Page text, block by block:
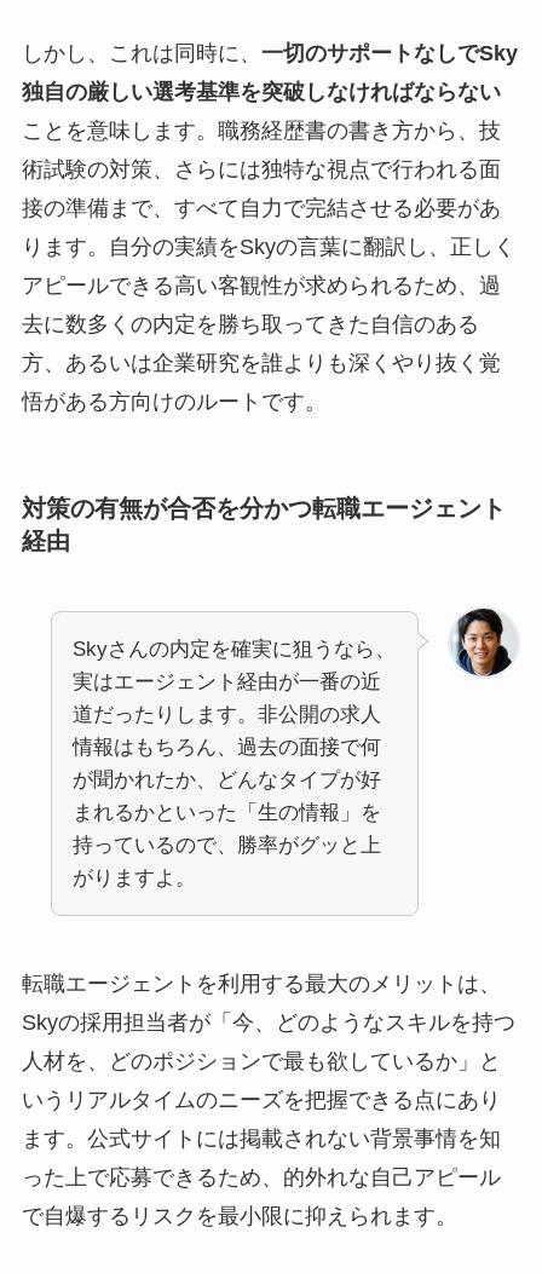
しかし、これは同時に、 一切のサポートなしでSky
独自の厳しい選考基準を突破しなければならない
ことを意味します。職務経歴書の書き方から、技
術試験の対策、さらには独特な視点で行われる面
接の準備まで、すべて自力で完結させる必要があ
ります。自分の実績をSkyの言葉に翻訳し、正しく
アピールできる高い客観性が求められるため、過
去に数多くの内定を勝ち取ってきた自信のある
方、あるいは企業研究を誰よりも深くやり抜く覚
悟がある方向けのルートです。
対策の有無が合否を分かつ転職エージェント
経由
Skyさんの内定を確実に狙うなら、
実はエージェント経由が一番の近
道だったりします。非公開の求人
情報はもちろん、過去の面接で何
が聞かれたか、どんなタイプが好
まれるかといった「生の情報」を
持っているので、勝率がグッと上
がりますよ。
転職エージェントを利用する最大のメリットは、
Skyの採用担当者が「今、どのようなスキルを持つ
人材を、どのポジションで最も欲しているか」と
いうリアルタイムのニーズを把握できる点にあり
ます。公式サイトには掲載されない背景事情を知
った上で応募できるため、的外れな自己アピール
で自爆するリスクを最小限に抑えられます。